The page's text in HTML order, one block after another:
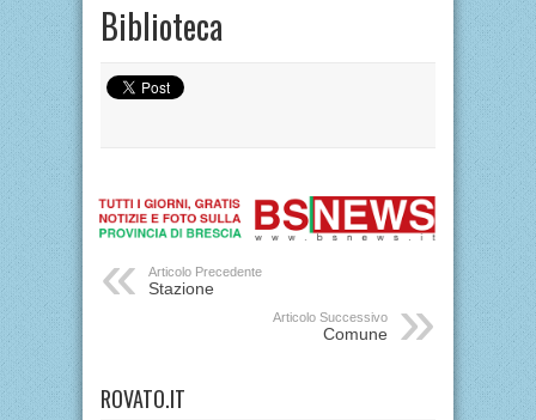
Biblioteca
Articolo Precedente
Stazione
Articolo Successivo
Comune
ROVATO.IT